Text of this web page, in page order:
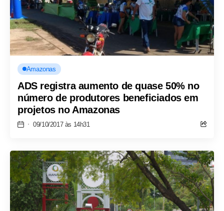
Amazonas
ADS registra aumento de quase 50% no
número de produtores beneficiados em
projetos no Amazonas
09/10/2017 às 14h31